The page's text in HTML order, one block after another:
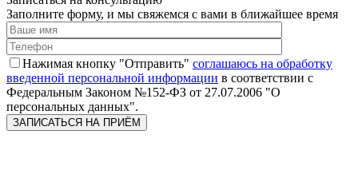
Заполните форму, и мы свяжемся с вами в ближайшее время
Нажимая кнопку "Отправить" соглашаюсь на обработку
введенной персональной информации в соответствии с
Федеральным Законом №152-ФЗ от 27.07.2006 "О
персональных данных".